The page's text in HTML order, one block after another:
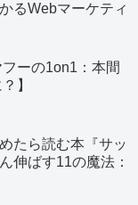
るWebマーケティ
ーの1on1：本間
】
たら読む本『サッ
伸ばす11の魔法：